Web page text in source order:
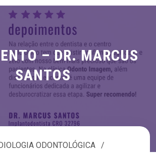
– DR. MARCUS
SANTOS
ODONTOLÓGICA